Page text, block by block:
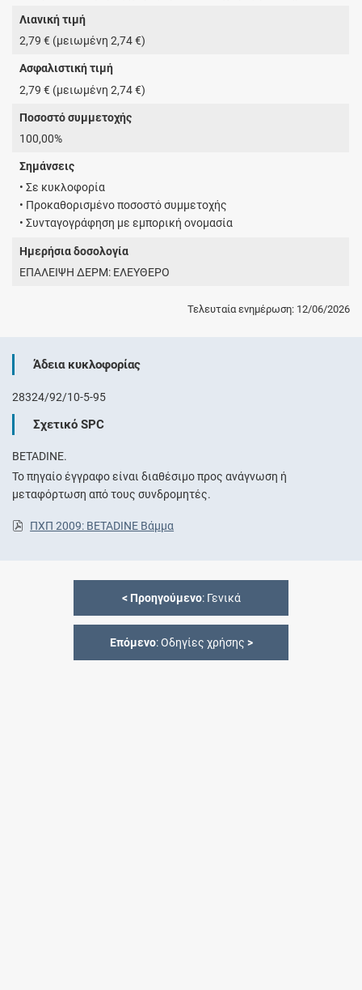
Λιανική τιμή
2,79 € (μειωμένη 2,74 €)
Ασφαλιστική τιμή
2,79 € (μειωμένη 2,74 €)
Ποσοστό συμμετοχής
100,00%
Σημάνσεις
• Σε κυκλοφορία
• Προκαθορισμένο ποσοστό συμμετοχής
• Συνταγογράφηση με εμπορική ονομασία
Ημερήσια δοσολογία
ΕΠΑΛΕΙΨΗ ΔΕΡΜ: ΕΛΕΥΘΕΡΟ
Τελευταία ενημέρωση: 12/06/2026
Άδεια κυκλοφορίας
28324/92/10-5-95
Σχετικό SPC
BETADINE.
Το πηγαίο έγγραφο είναι διαθέσιμο προς ανάγνωση ή
μεταφόρτωση από τους συνδρομητές.
ΠΧΠ 2009: BETADINE Βάμμα
< Προηγούμενο: Γενικά
Επόμενο: Οδηγίες χρήσης >